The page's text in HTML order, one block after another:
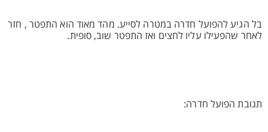
בל הגיע להפועל חדרה במטרה לסייע. מהד מאוד הוא התפטר , חזר
לאחר שהפעילו עליו לחצים ואז התפטר שוב, סופית.
תגובת הפועל חדרה: